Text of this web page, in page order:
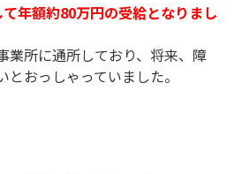
年額約80万円の受給となりまし
業所に通所しており、将来、障
おっしゃっていました。